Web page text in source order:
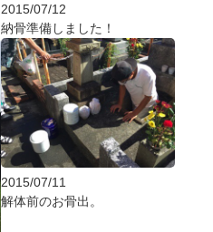
2015/07/12
納骨準備しました！
2015/07/11
解体前のお骨出。